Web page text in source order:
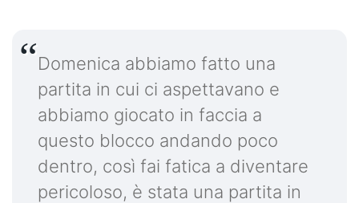
Domenica abbiamo fatto una
partita in cui ci aspettavano e
abbiamo giocato in faccia a
questo blocco andando poco
dentro, così fai fatica a diventare
pericoloso, è stata una partita in